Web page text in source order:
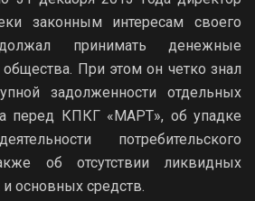
законным интересам своего
принимать денежные
При этом он четко знал
задолженности отдельных
перед КПКГ «МАРТ», об упадке
потребительского
об отсутствии ликвидных
основных средств.